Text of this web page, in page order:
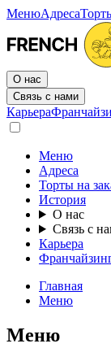
МенюАдреса
О нас
Связь с нами
Карьера
Меню
Адреса
Торты на
История
О нас
Связь с
Карьера
Главная
Меню
Меню